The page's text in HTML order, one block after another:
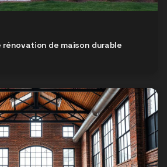
rénovation de maison durable